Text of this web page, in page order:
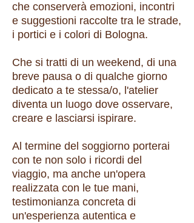
che conserverà emozioni, incontri
e suggestioni raccolte tra le strade,
i portici e i colori di Bologna.
Che si tratti di un weekend, di una
breve pausa o di qualche giorno
dedicato a te stessa/o, l'atelier
diventa un luogo dove osservare,
creare e lasciarsi ispirare.
Al termine del soggiorno porterai
con te non solo i ricordi del
viaggio, ma anche un'opera
realizzata con le tue mani,
testimonianza concreta di
un'esperienza autentica e